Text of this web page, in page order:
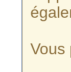
Vous